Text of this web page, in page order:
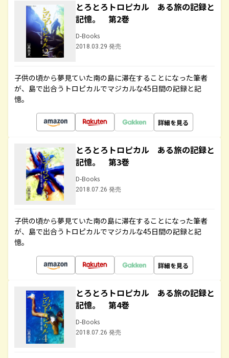
とろとろトロピカル ある旅の記録と
記憶。 第2巻
D-Books
2018.03.29 発売
子供の頃から夢見ていた南の島に滞在することになった筆者
が、島で出合うトロピカルでマジカルな45日間の記録と記
憶。
詳細を見る
とろとろトロピカル ある旅の記録と
記憶。 第3巻
D-Books
2018.07.26 発売
子供の頃から夢見ていた南の島に滞在することになった筆者
が、島で出合うトロピカルでマジカルな45日間の記録と記
憶。
詳細を見る
とろとろトロピカル ある旅の記録と
記憶。 第4巻
D-Books
2018.07.26 発売